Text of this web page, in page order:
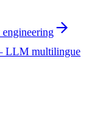
LLM multilingue